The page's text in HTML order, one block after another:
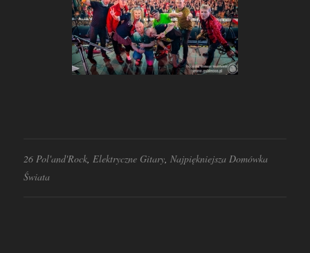
26 Pol'and'Rock, Elektryczne Gitary, Najpiękniejsza Domówka
Świata